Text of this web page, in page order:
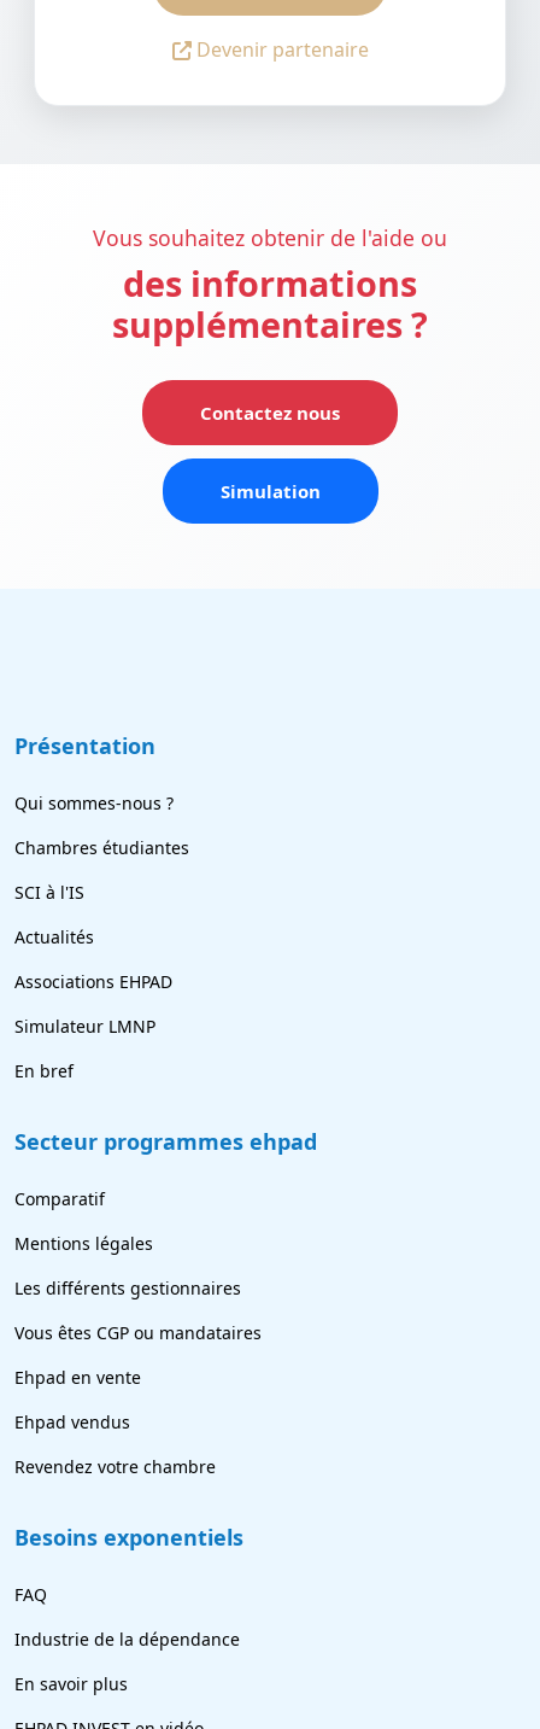
Devenir partenaire
Vous souhaitez obtenir de l'aide ou
des informations
supplémentaires ?
Contactez nous
Simulation
Présentation
Qui sommes-nous ?
Chambres étudiantes
SCI à l'IS
Actualités
Associations EHPAD
Simulateur LMNP
En bref
Secteur programmes ehpad
Comparatif
Mentions légales
Les différents gestionnaires
Vous êtes CGP ou mandataires
Ehpad en vente
Ehpad vendus
Revendez votre chambre
Besoins exponentiels
FAQ
Industrie de la dépendance
En savoir plus